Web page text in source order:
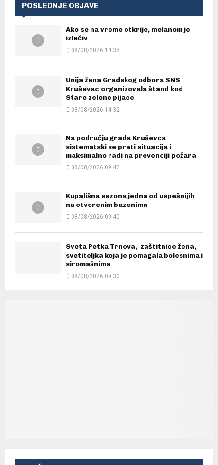
POSLEDNJE OBJAVE
Ako se na vreme otkrije, melanom je
izlečiv
08/08/2026 14:35
Unija žena Gradskog odbora SNS
Kruševac organizovala štand kod
Stare zelene pijace
08/08/2026 14:32
Na području grada Kruševca
sistematski se prati situacija i
maksimalno radi na prevenciji požara
08/08/2026 09:42
Kupališna sezona jedna od uspešnijih
na otvorenim bazenima
08/08/2026 09:40
Sveta Petka Trnova, zaštitnice žena,
svetiteljka koja je pomagala bolesnima i
siromašnima
08/08/2026 09:30